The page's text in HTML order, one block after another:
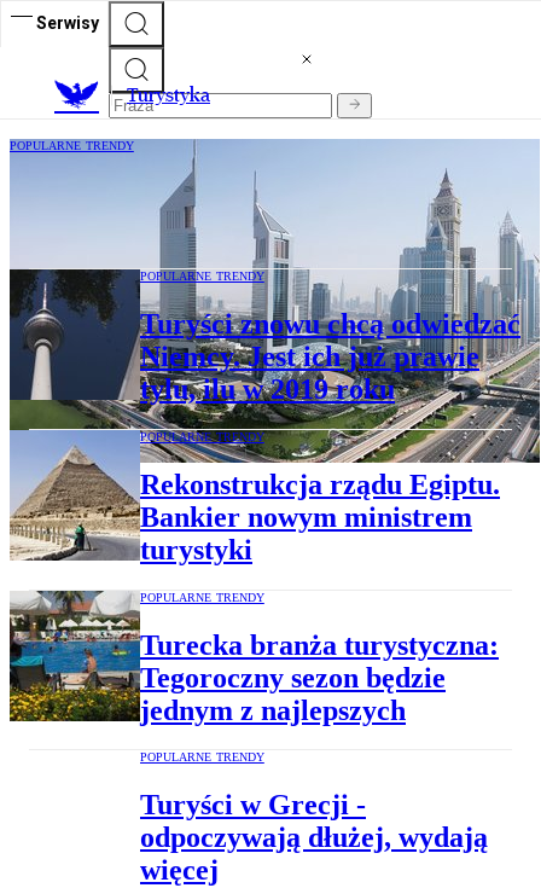
Serwisy
Turystyka
POPULARNE TRENDY
Dubajska turystyka odrabia straty z
POPULARNE TRENDY
Turyści znowu chcą odwiedzać
Niemcy. Jest ich już prawie
tylu, ilu w 2019 roku
POPULARNE TRENDY
Rekonstrukcja rządu Egiptu.
Bankier nowym ministrem
turystyki
POPULARNE TRENDY
Turecka branża turystyczna:
Tegoroczny sezon będzie
jednym z najlepszych
POPULARNE TRENDY
Turyści w Grecji -
odpoczywają dłużej, wydają
więcej